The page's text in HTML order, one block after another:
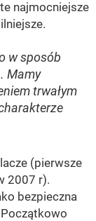
najmocniejsze
w sposób
Mamy
trwałym
(pierwsze
2007 r).
bezpieczna